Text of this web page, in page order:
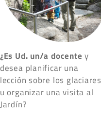
¿Es Ud. un/a docente y
desea planificar una
lección sobre los glaciares
u organizar una visita al
Jardín?